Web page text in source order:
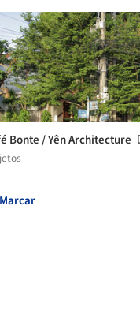
Bonte / Yên Architecture
Marcar